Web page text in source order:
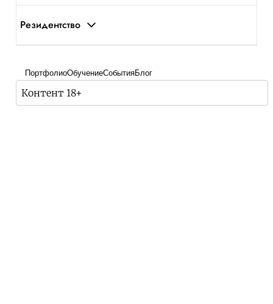
Резидентство
ПортфолиоОбучениеСобытияБлог
Контент 18+